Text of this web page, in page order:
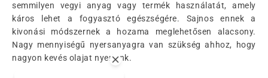
semmilyen vegyi anyag vagy termék használatát, amely
káros lehet a fogyasztó egészségére. Sajnos ennek a
kivonási módszernek a hozama meglehetősen alacsony.
Nagy mennyiségű nyersanyagra van szükség ahhoz, hogy
nagyon kevés olajat nyerjünk.